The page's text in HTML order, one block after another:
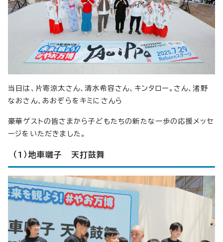
当日は、片寄涼太さん、清水希容さん、キンタロー。さん、渚野
なおさん、あおぞらをキミにさんら
豪華ゲストの皆さまから子どもたちの新たな一歩の応援メッセ
ージをいただきました。
（1）地車囃子 天打鼓舞